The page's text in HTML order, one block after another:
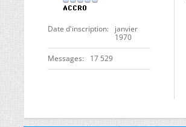
Date d'inscription
janvier
1970
Messages 17 529